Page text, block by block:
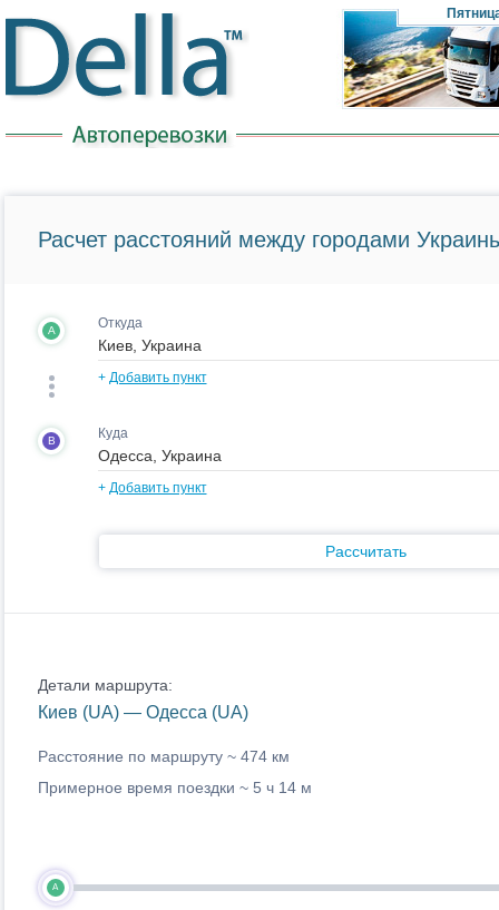
Расчет расстояний между городами
A Откуда
+ Добавить пункт
B Куда
+ Добавить пункт
Рассчитать
Детали маршрута:
Киев (UA) — Одесса (UA)
Расстояние по маршруту ~ 474 км
Примерное время поездки ~ 5 ч 14 м
A